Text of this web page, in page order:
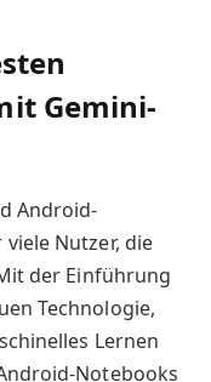
Gemini-
Android-
Nutzer, die
der Einführung
Technologie,
Lernen
Notebooks